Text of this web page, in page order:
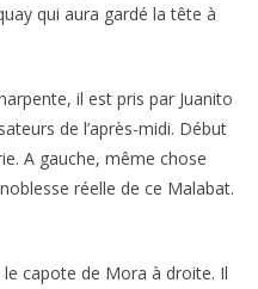
qui aura gardé la tête à
il est pris par Juanito
de l’après-midi. Début
A gauche, même chose
réelle de ce Malabat.
capote de Mora à droite. Il